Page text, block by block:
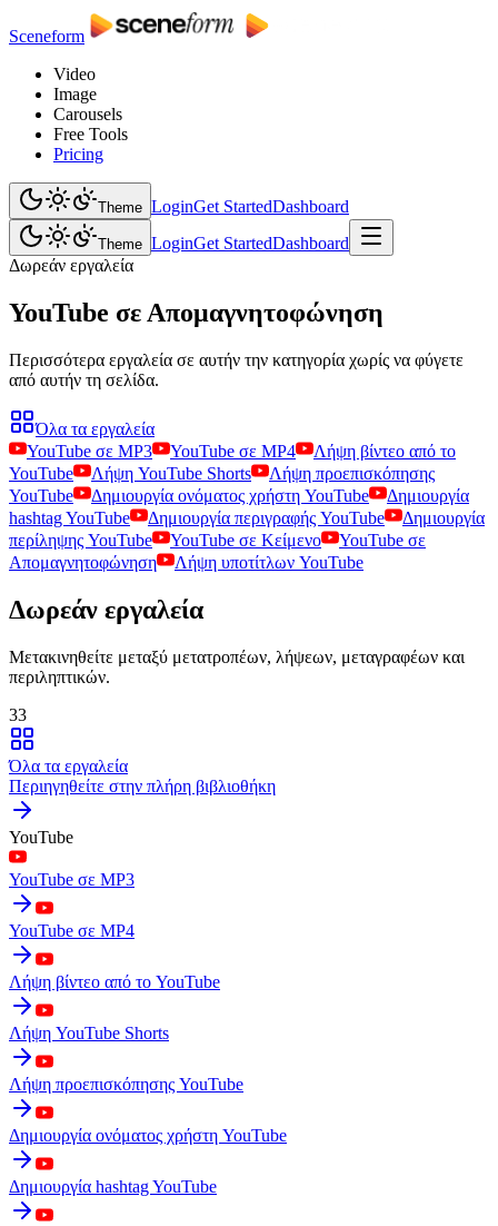
Sceneform
Video
Image
Carousels
Free Tools
Pricing
Theme LoginGet StartedDashboard
Theme LoginGet StartedDashboard
Δωρεάν εργαλεία
YouTube σε Απομαγνητοφώνηση
Περισσότερα εργαλεία σε αυτήν την κατηγορία χωρίς να φύγετε
από αυτήν τη σελίδα.
Όλα τα εργαλεία
YouTube σε MP3
YouTube σε MP4
Λήψη βίντεο από το
YouTube
Λήψη YouTube Shorts
Λήψη προεπισκόπησης
YouTube
Δημιουργία ονόματος χρήστη YouTube
Δημιουργία
hashtag YouTube
Δημιουργία περιγραφής YouTube
Δημιουργία
περίληψης YouTube
YouTube σε Κείμενο
YouTube σε
Απομαγνητοφώνηση
Λήψη υποτίτλων YouTube
Δωρεάν εργαλεία
Μετακινηθείτε μεταξύ μετατροπέων, λήψεων, μεταγραφέων και
περιληπτικών.
33
Όλα τα εργαλεία
Περιηγηθείτε στην πλήρη βιβλιοθήκη
YouTube
YouTube σε MP3
YouTube σε MP4
Λήψη βίντεο από το YouTube
Λήψη YouTube Shorts
Λήψη προεπισκόπησης YouTube
Δημιουργία ονόματος χρήστη YouTube
Δημιουργία hashtag YouTube